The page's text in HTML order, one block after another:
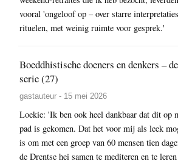
vooral 'ongeloof op – over starre
rituelen, met weinig ruimte voor gesprek.'
Boeddhistische doeners en denkers – de
serie (27)
gastauteur - 15 mei 2026
Loekie: 'Ik ben ook heel dankbaar dat dit op
pad is gekomen. Dat het voor mij als leek
is om met een groep van 60 mensen tien
de Drentse hei samen te mediteren en te